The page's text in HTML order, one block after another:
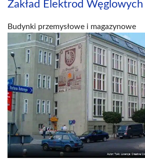
Zakład Elektrod
Budynki przemysłowe i magazynowe